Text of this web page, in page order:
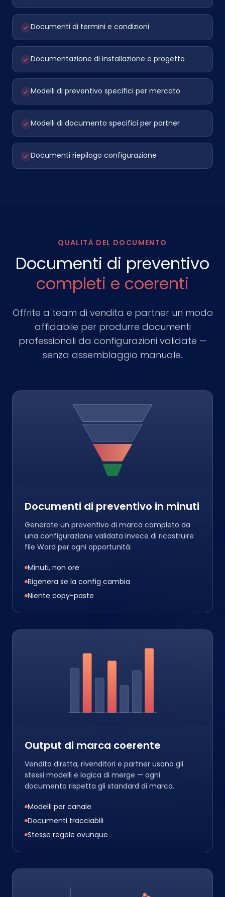
Documenti di termini e condizioni
Documentazione di installazione e progetto
Modelli di preventivo specifici per mercato
Modelli di documento specifici per partner
Documenti riepilogo configurazione
QUALITÀ DEL DOCUMENTO
Documenti di preventivo
completi e coerenti
Offrite a team di vendita e partner un modo
affidabile per produrre documenti
professionali da configurazioni validate —
senza assemblaggio manuale.
Documenti di preventivo in minuti
Generate un preventivo di marca completo da
una configurazione validata invece di ricostruire
file Word per ogni opportunità.
Minuti, non ore
Rigenera se la config cambia
Niente copy-paste
Output di marca coerente
Vendita diretta, rivenditori e partner usano gli
stessi modelli e logica di merge — ogni
documento rispetta gli standard di marca.
Modelli per canale
Documenti tracciabili
Stesse regole ovunque